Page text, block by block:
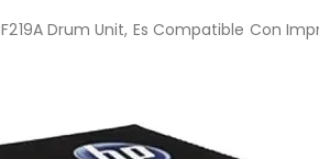
Drum Unit, Es Compatible Con